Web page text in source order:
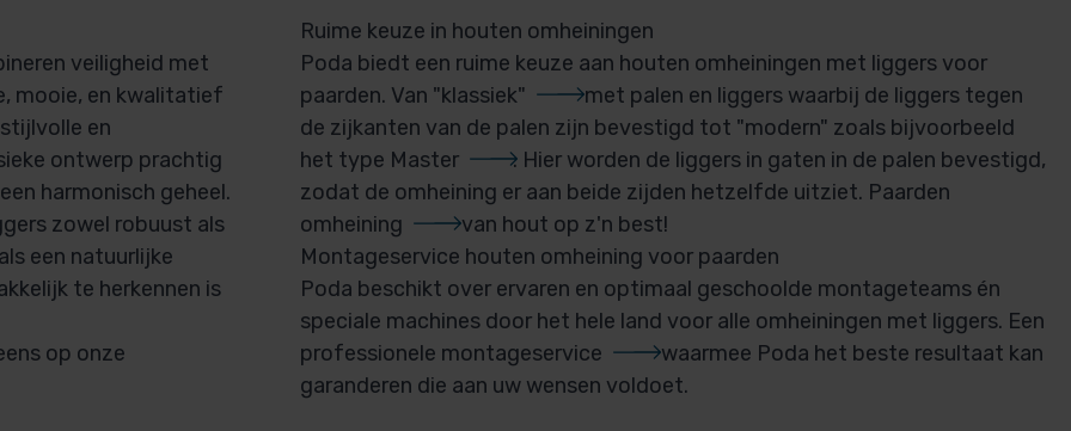
veiligheid met
mooie, en kwalitatief
en
ontwerp prachtig
harmonisch geheel.
zowel robuust als
een natuurlijke
te herkennen is
op onze
Ruime keuze in houten omheiningen
Poda biedt een ruime keuze aan houten omheiningen met liggers voor
paarden. Van "klassiek"
met palen en liggers waarbij de liggers tegen
de zijkanten van de palen zijn bevestigd tot "modern" zoals bijvoorbeeld
het type Master
. Hier worden de liggers in gaten in de palen bevestigd,
zodat de omheining er aan beide zijden hetzelfde uitziet. Paarden
omheining
van hout op z'n best!
Montageservice houten omheining voor paarden
Poda beschikt over ervaren en optimaal geschoolde montageteams én
speciale machines door het hele land voor alle omheiningen met liggers. Een
professionele montageservice
waarmee Poda het beste resultaat kan
garanderen die aan uw wensen voldoet.